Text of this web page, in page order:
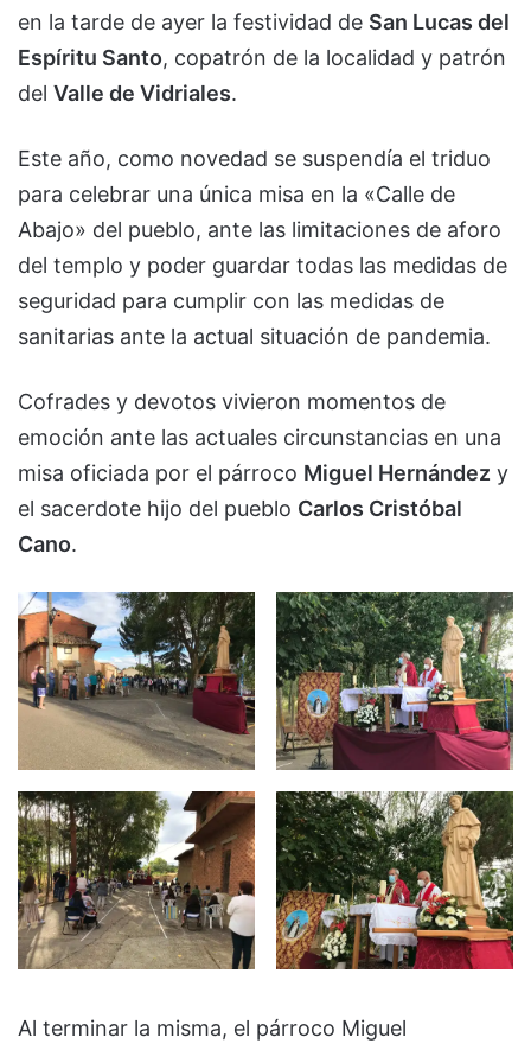
en la tarde de ayer la festividad de San Lucas del
Espíritu Santo, copatrón de la localidad y patrón
del Valle de Vidriales.
Este año, como novedad se suspendía el triduo
para celebrar una única misa en la «Calle de
Abajo» del pueblo, ante las limitaciones de aforo
del templo y poder guardar todas las medidas de
seguridad para cumplir con las medidas de
sanitarias ante la actual situación de pandemia.
Cofrades y devotos vivieron momentos de
emoción ante las actuales circunstancias en una
misa oficiada por el párroco Miguel Hernández y
el sacerdote hijo del pueblo Carlos Cristóbal
Cano.
Al terminar la misma, el párroco Miguel